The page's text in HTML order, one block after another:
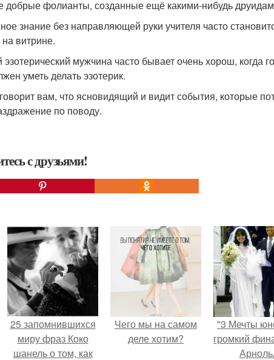
добрые фолианты, созданные ещё какими-нибудь
знание без направляющей руки учителя часто
витрине.
мужчина часто бывает очень хорош, когда
уметь делать эзотерик.
вам, что ясновидящий и видит события, которые
по поводу.
с друзьями!
25 запомнившихся
миру фраз Коко
шанель о том, как
Чего мы на самом
деле хотим?
"3 Мечты
громкий